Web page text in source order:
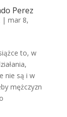
Perez
| mar 8,
to, w
nie są i w
mężczyzn